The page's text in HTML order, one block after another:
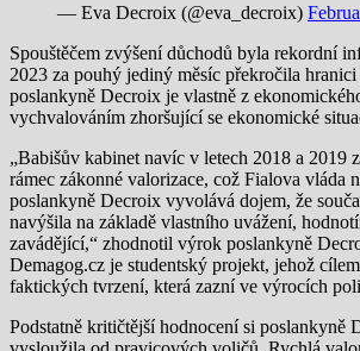
— Eva Decroix (@eva_decroix)
Spouštěčem zvýšení důchodů byla rekordní
2023 za pouhý jediný měsíc překročila
poslankyně Decroix je vlastně z
vychvalováním zhoršující se ekonomické
„Babišův kabinet navíc v letech 2018 a 2019
rámec zákonné valorizace, což Fialova vláda
poslankyně Decroix vyvolává dojem, že
navýšila na základě vlastního uvážení,
zavádějící,“ zhodnotil výrok poslankyně
Demagog.cz je studentský projekt, jehož
faktických tvrzení, která zazní ve výrocích
Podstatně kritičtější hodnocení si poslankyně